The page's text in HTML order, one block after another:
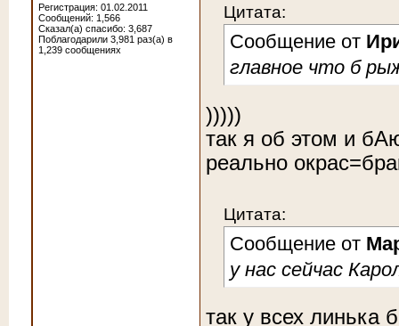
Регистрация: 01.02.2011
Сообщений: 1,566
Сказал(а) спасибо: 3,687
Поблагодарили 3,981 раз(а) в
1,239 сообщениях
Цитата:
Сообщение от
главное что б
)))))
так я об этом и
реально
Цитата:
Сообщение от
у нас сейчас
так у всех линька